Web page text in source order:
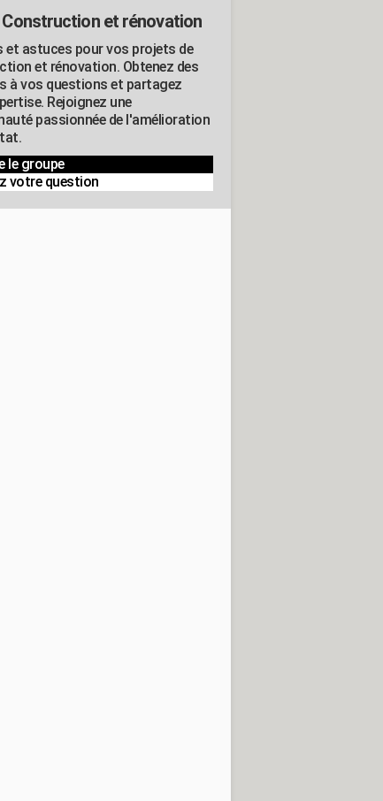
Construction et rénovation
et astuces pour vos projets de
et rénovation. Obtenez des
à vos questions et partagez
Rejoignez une
passionnée de l'amélioration
le groupe
votre question